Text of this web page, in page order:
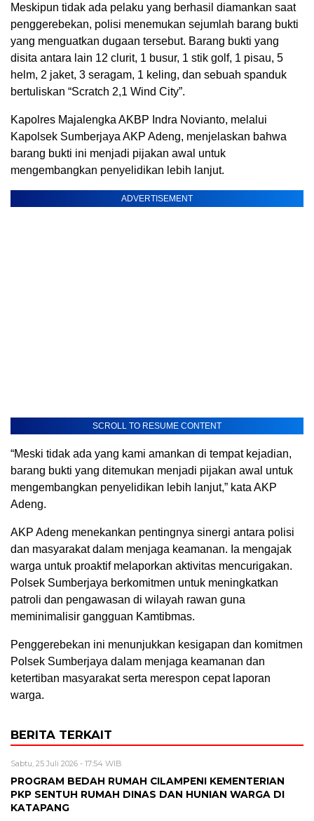
Meskipun tidak ada pelaku yang berhasil diamankan saat
penggerebekan, polisi menemukan sejumlah barang bukti
yang menguatkan dugaan tersebut. Barang bukti yang
disita antara lain 12 clurit, 1 busur, 1 stik golf, 1 pisau, 5
helm, 2 jaket, 3 seragam, 1 keling, dan sebuah spanduk
bertuliskan “Scratch 2,1 Wind City”.
Kapolres Majalengka AKBP Indra Novianto, melalui
Kapolsek Sumberjaya AKP Adeng, menjelaskan bahwa
barang bukti ini menjadi pijakan awal untuk
mengembangkan penyelidikan lebih lanjut.
ADVERTISEMENT
SCROLL TO RESUME CONTENT
“Meski tidak ada yang kami amankan di tempat kejadian,
barang bukti yang ditemukan menjadi pijakan awal untuk
mengembangkan penyelidikan lebih lanjut,” kata AKP
Adeng.
AKP Adeng menekankan pentingnya sinergi antara polisi
dan masyarakat dalam menjaga keamanan. Ia mengajak
warga untuk proaktif melaporkan aktivitas mencurigakan.
Polsek Sumberjaya berkomitmen untuk meningkatkan
patroli dan pengawasan di wilayah rawan guna
meminimalisir gangguan Kamtibmas.
Penggerebekan ini menunjukkan kesigapan dan komitmen
Polsek Sumberjaya dalam menjaga keamanan dan
ketertiban masyarakat serta merespon cepat laporan
warga.
BERITA TERKAIT
Sabtu, 25 Juli 2026 - 17:54 WIB
PROGRAM BEDAH RUMAH CILAMPENI KEMENTERIAN
PKP SENTUH RUMAH DINAS DAN HUNIAN WARGA DI
KATAPANG